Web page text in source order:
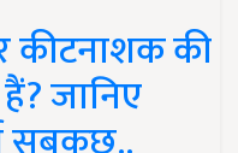
कीटनाशक की
जानिए